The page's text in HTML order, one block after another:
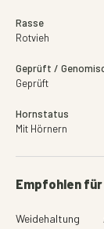
Rasse
Rotvieh
Geprüft /
Geprüft
Hornstatus
Mit Hörnern
Empfohlen für
Weidehaltung